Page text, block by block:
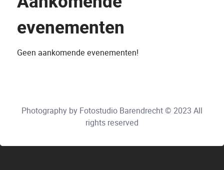
evenementen
Geen aankomende evenementen!
Photography by Fotostudio Barendrecht © 2023 All
rights reserved